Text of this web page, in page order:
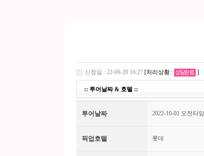
신청일 : 22-09-20 16:27 [처리상황 : ]
:: 투어날짜 & 호텔 ::
투어날짜 2022-10-01 오전타임
픽업호텔 롯데